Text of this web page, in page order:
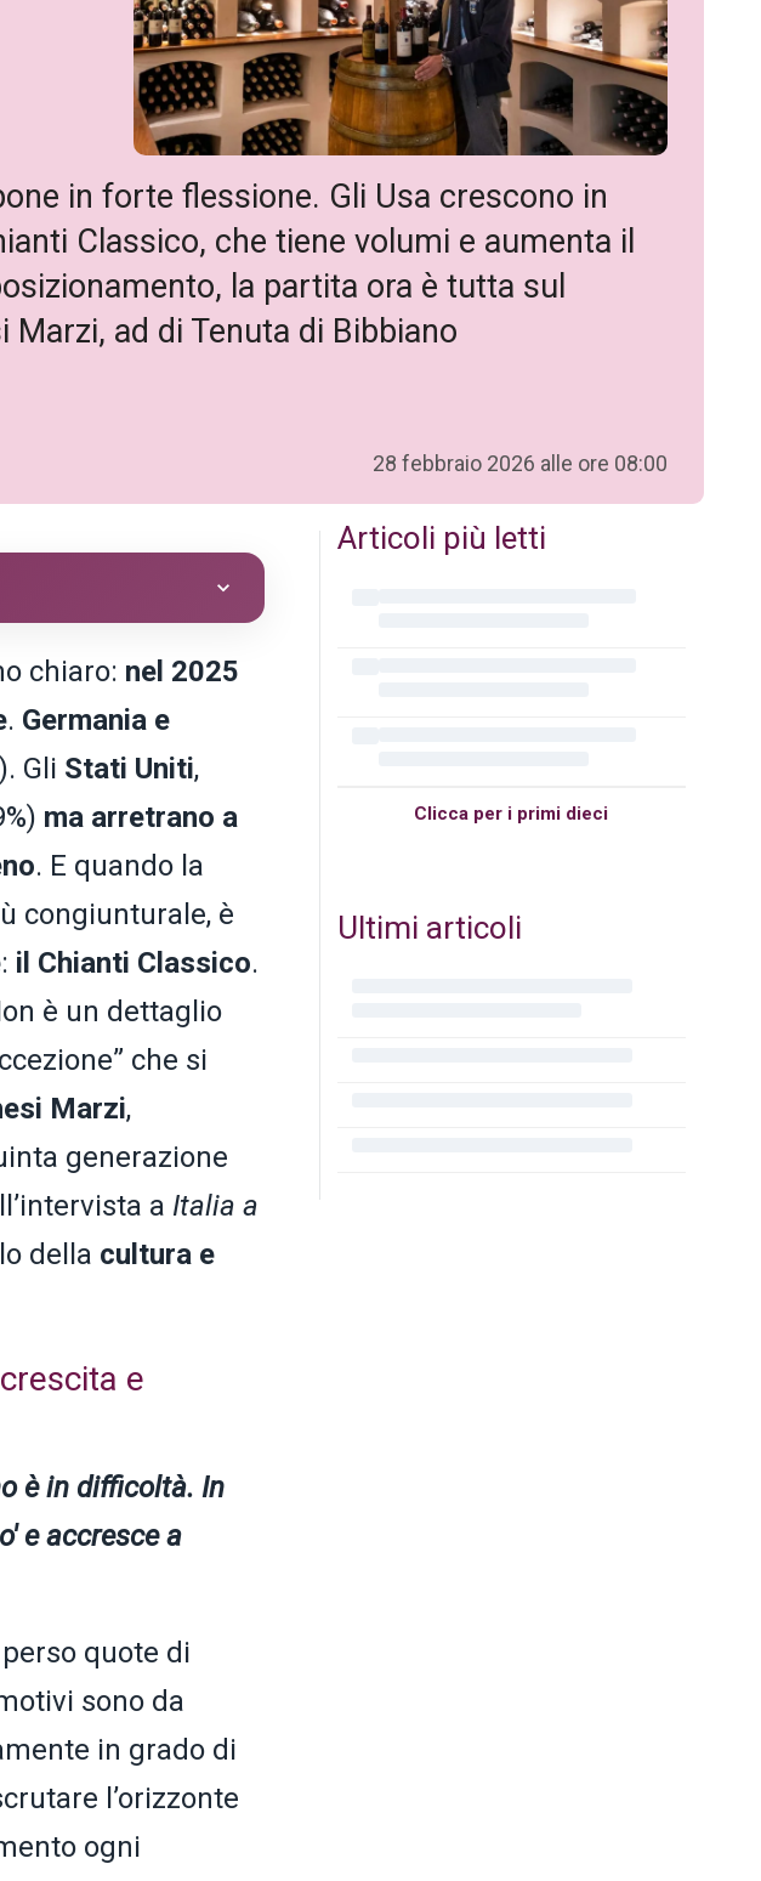
in forte flessione. Gli Usa crescono in
Classico, che tiene volumi e aumenta il
la partita ora è tutta sul
ad di Tenuta di Bibbiano
28 febbraio 2026 alle ore 08:00
chiaro: nel 2025
. Germania e
Gli Stati Uniti,
ma arretrano a
. E quando la
congiunturale, è
: il Chianti Classico.
è un dettaglio
che si
Marzi,
generazione
a Italia a
della cultura e
e
è in difficoltà. In
e accresce a
quote di
sono da
in grado di
l’orizzonte
ogni
Articoli più letti
Clicca per i primi dieci
Ultimi articoli